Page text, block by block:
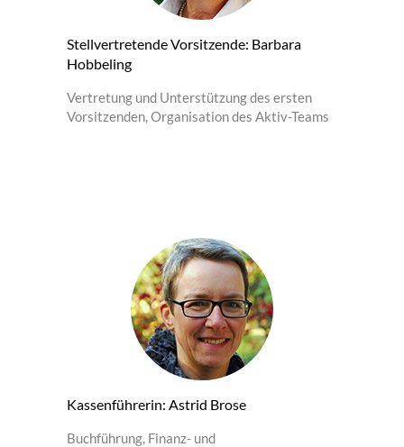
Stellvertretende Vorsitzende: Barbara
Hobbeling
Vertretung und Unterstützung des ersten
Vorsitzenden, Organisation des Aktiv-Teams
Kassenführerin: Astrid Brose
Buchführung, Finanz- und